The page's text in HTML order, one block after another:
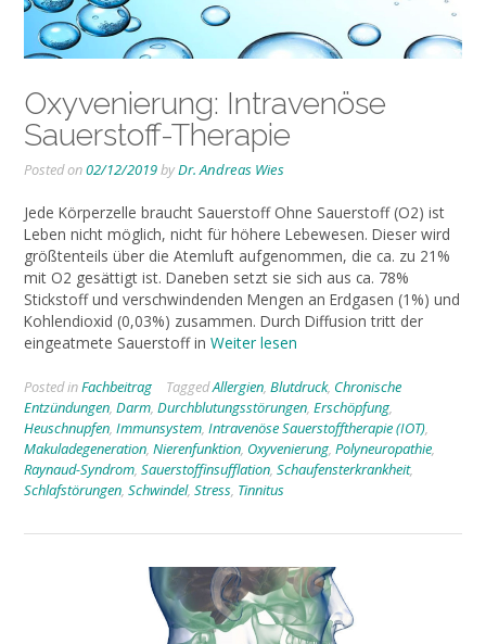
Oxyvenierung: Intravenöse
Sauerstoff-Therapie
Posted on02/12/2019byDr. Andreas Wies
Jede Körperzelle braucht Sauerstoff Ohne Sauerstoff (O2) ist
Leben nicht möglich, nicht für höhere Lebewesen. Dieser wird
größtenteils über die Atemluft aufgenommen, die ca. zu 21%
mit O2 gesättigt ist. Daneben setzt sie sich aus ca. 78%
Stickstoff und verschwindenden Mengen an Erdgasen (1%) und
Kohlendioxid (0,03%) zusammen. Durch Diffusion tritt der
eingeatmete Sauerstoff in Weiter lesen
Posted inFachbeitrag TaggedAllergien, Blutdruck, Chronische
Entzündungen, Darm, Durchblutungsstörungen, Erschöpfung,
Heuschnupfen, Immunsystem, Intravenöse Sauerstofftherapie (IOT),
Makuladegeneration, Nierenfunktion, Oxyvenierung, Polyneuropathie,
Raynaud-Syndrom, Sauerstoffinsufflation, Schaufensterkrankheit,
Schlafstörungen, Schwindel, Stress, Tinnitus